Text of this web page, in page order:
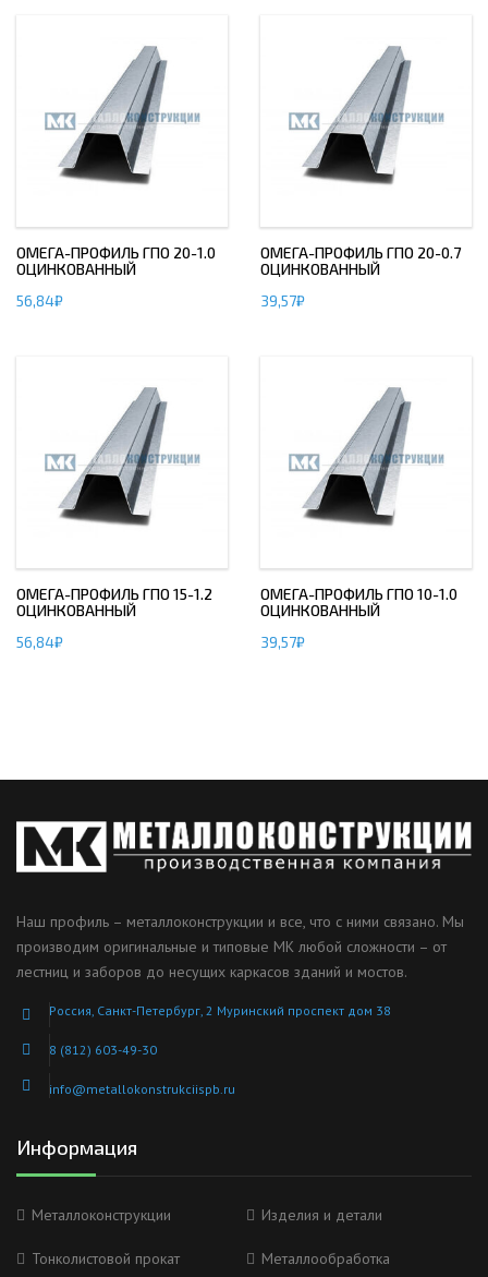
ОМЕГА-ПРОФИЛЬ ГПО 20-1.0
ОЦИНКОВАННЫЙ
56,84₽
ОМЕГА-ПРОФИЛЬ ГПО 20-0.7
ОЦИНКОВАННЫЙ
39,57₽
ОМЕГА-ПРОФИЛЬ ГПО 15-1.2
ОЦИНКОВАННЫЙ
56,84₽
ОМЕГА-ПРОФИЛЬ ГПО 10-1.0
ОЦИНКОВАННЫЙ
39,57₽
Наш профиль – металлоконструкции и все, что с ними связано. Мы
производим оригинальные и типовые МК любой сложности – от
лестниц и заборов до несущих каркасов зданий и мостов.
Россия, Санкт-Петербург, 2 Муринский проспект дом 38
8 (812) 603-49-30
info@metallokonstrukciispb.ru
Информация
Металлоконструкции Изделия и детали
Тонколистовой прокат Металлообработка